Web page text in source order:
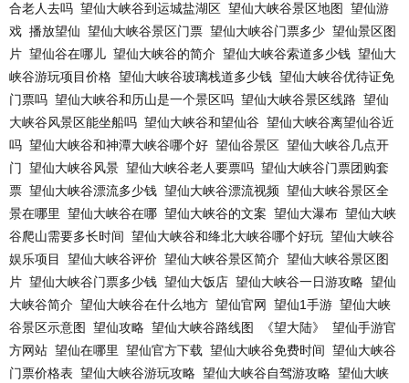
合老人去吗 望仙大峡谷到运城盐湖区 望仙大峡谷景区地图
望仙游
戏 播放望仙 望仙大峡谷景区门票 望仙大峡谷门票多少 望仙景区图
片 望仙谷在哪儿 望仙大峡谷的简介 望仙大峡谷索道多少钱 望仙大
峡谷游玩项目价格 望仙大峡谷玻璃栈道多少钱 望仙大峡谷优待证免
门票吗 望仙大峡谷和历山是一个景区吗 望仙大峡谷景区线路 望仙
大峡谷风景区能坐船吗 望仙大峡谷和望仙谷 望仙大峡谷离望仙谷近
吗 望仙大峡谷和神潭大峡谷哪个好 望仙谷景区 望仙大峡谷几点开
门 望仙大峡谷风景 望仙大峡谷老人要票吗 望仙大峡谷门票团购套
票 望仙大峡谷漂流多少钱 望仙大峡谷漂流视频 望仙大峡谷景区全
景在哪里
望仙大峡谷在哪 望仙大峡谷的文案 望仙大瀑布 望仙大峡
谷爬山需要多长时间 望仙大峡谷和绛北大峡谷哪个好玩 望仙大峡谷
娱乐项目
望仙大峡谷评价 望仙大峡谷景区简介 望仙大峡谷景区图
片 望仙大峡谷门票多少钱 望仙大饭店 望仙大峡谷一日游攻略 望仙
大峡谷简介 望仙大峡谷在什么地方 望仙官网 望仙1手游 望仙大峡
谷景区示意图
望仙攻略 望仙大峡谷路线图 《望大陆》
望仙手游官
方网站 望仙在哪里 望仙官方下载 望仙大峡谷免费时间 望仙大峡谷
门票价格表 望仙大峡谷游玩攻略 望仙大峡谷自驾游攻略 望仙大峡